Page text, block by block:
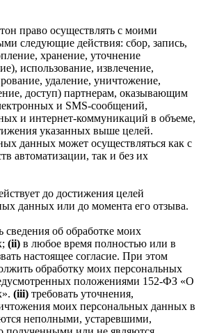
право осуществлять с моими
следующие действия: сбор, запись,
хранение, уточнение
использование, извлечение,
удаление, уничтожение,
доступ) партнерам, оказывающим
и SMS‑сообщений,
и интернет‑коммуникаций в объеме,
указанных выше целей.
данных может осуществляться как с
автоматизации, так и без их
до достижения целей
данных или до момента его отзыва.
сведения об обработке моих
(ii) в любое время полностью или в
настоящее согласие. При этом
обработку моих персональных
положениями 152-ФЗ «О
(iii) требовать уточнения,
моих персональных данных в
неполными, устаревшими,